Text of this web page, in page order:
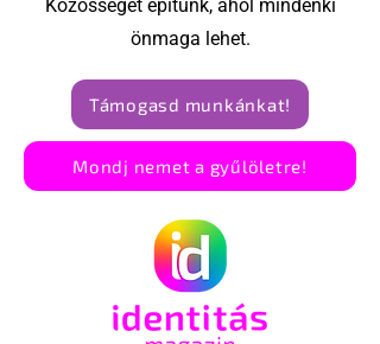
Közösséget építünk, ahol mindenki
önmaga lehet.
Támogasd munkánkat!
Mondj nemet a gyűlöletre!